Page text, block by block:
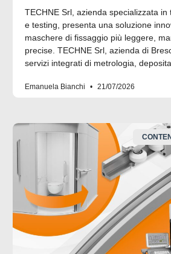
TECHNE Srl, azienda specializzata
e testing, presenta una soluzione
maschere di fissaggio più leggere,
precise. TECHNE Srl, azienda di
servizi integrati di metrologia,
Emanuela Bianchi 21/07/2026